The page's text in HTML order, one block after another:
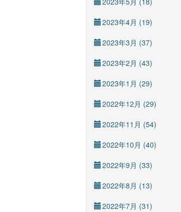
2023年4月 (19)
2023年3月 (37)
2023年2月 (43)
2023年1月 (29)
2022年12月 (29)
2022年11月 (54)
2022年10月 (40)
2022年9月 (33)
2022年8月 (13)
2022年7月 (31)